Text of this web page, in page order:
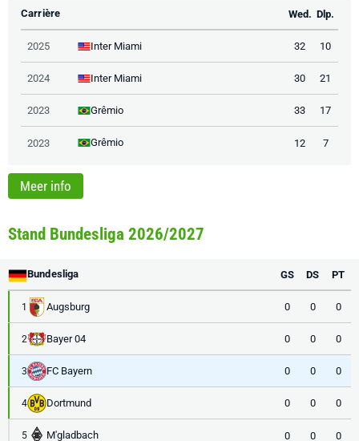
Carrière Wed. Dlp.
2025 Inter Miami 32 10
2024 Inter Miami 30 21
2023 Grêmio 33 17
2023 Grêmio 12 7
Meer info
Stand Bundesliga 2026/2027
Bundesliga GS DS PT
1 Augsburg 0 0 0
2 Bayer 04 0 0 0
3 FC Bayern 0 0 0
4 Dortmund 0 0 0
5 M'gladbach 0 0 0